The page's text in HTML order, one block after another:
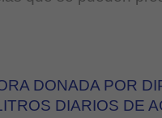
DONADA POR
DIARIOS DE